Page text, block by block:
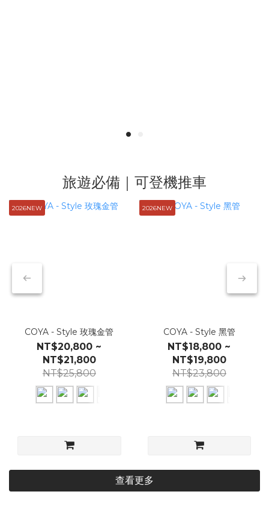
旅遊必備｜可登機推車
2026NEW
COYA - Style 玫瑰金管
NT$20,800 ~
NT$21,800
NT$25,800
2026NEW
COYA - Style 黑管
NT$18,800 ~
NT$19,800
NT$23,800
查看更多